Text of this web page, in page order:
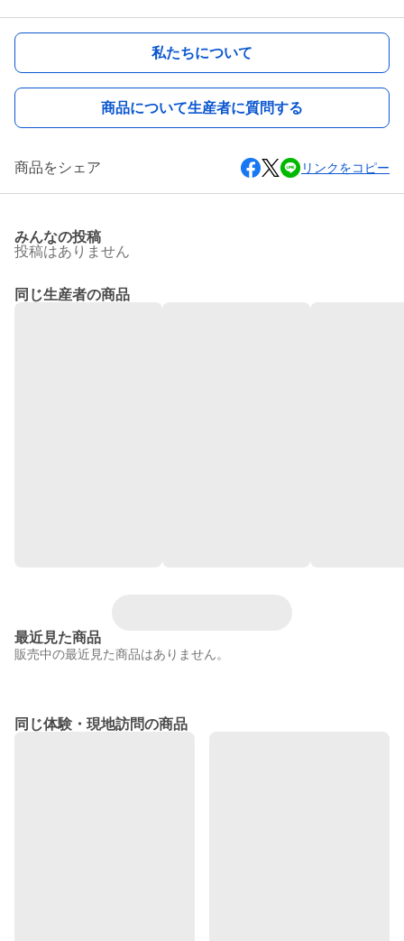
私たちについて
商品について生産者に質問する
商品をシェア リンクをコピー
みんなの投稿
投稿はありません
同じ生産者の商品
最近見た商品
販売中の最近見た商品はありません。
同じ体験・現地訪問の商品